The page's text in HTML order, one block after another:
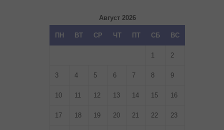
Август 2026
ПН ВТ СР ЧТ ПТ СБ ВС
1 2
3 4 5 6 7 8 9
10 11 12 13 14 15 16
17 18 19 20 21 22 23